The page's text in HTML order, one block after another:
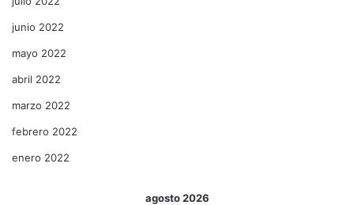
junio 2022
mayo 2022
abril 2022
marzo 2022
febrero 2022
enero 2022
agosto 2026